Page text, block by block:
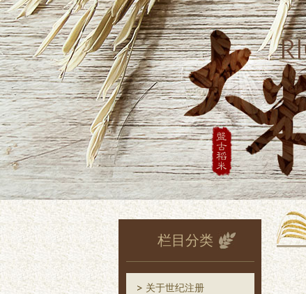
栏目分类
关于世纪注册